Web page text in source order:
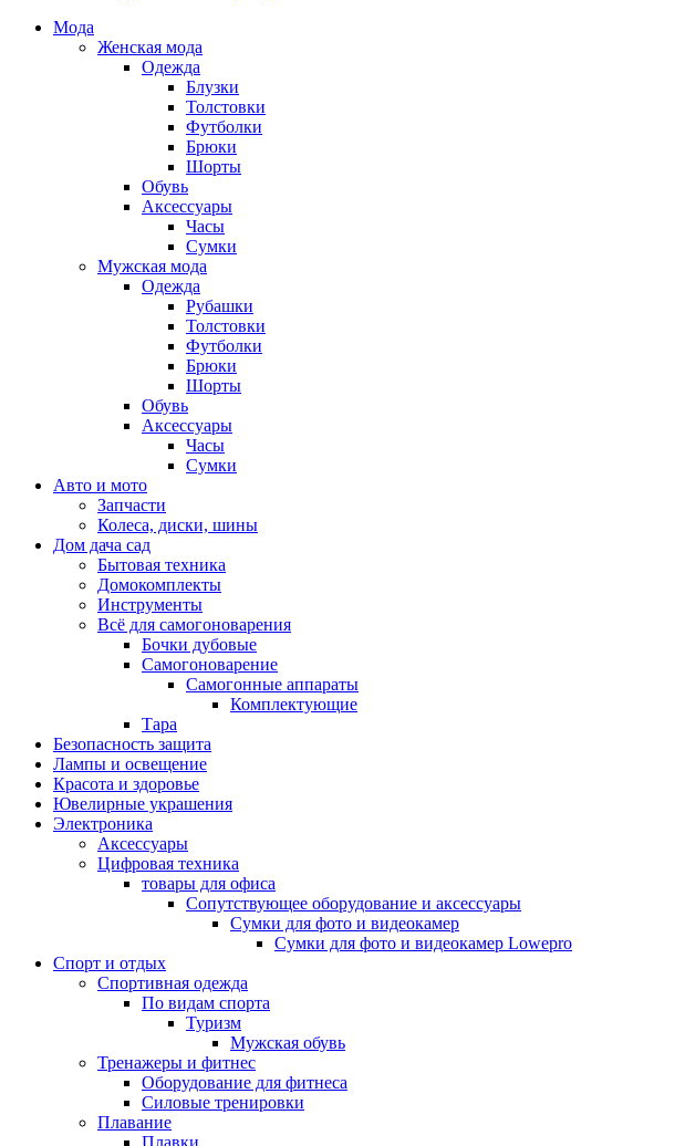
Мода
Женская мода
Одежда
Блузки
Толстовки
Футболки
Брюки
Шорты
Обувь
Аксессуары
Часы
Сумки
Мужская мода
Одежда
Рубашки
Толстовки
Футболки
Брюки
Шорты
Обувь
Аксессуары
Часы
Сумки
Авто и мото
Запчасти
Колеса, диски, шины
Дом дача сад
Бытовая техника
Домокомплекты
Инструменты
Всё для самогоноварения
Бочки дубовые
Самогоноварение
Самогонные аппараты
Комплектующие
Тара
Безопасность защита
Лампы и освещение
Красота и здоровье
Ювелирные украшения
Электроника
Аксессуары
Цифровая техника
товары для офиса
Сопутствующее оборудование и аксессуары
Сумки для фото и видеокамер
Сумки для фото и видеокамер Lowepro
Спорт и отдых
Спортивная одежда
По видам спорта
Туризм
Мужская обувь
Тренажеры и фитнес
Оборудование для фитнеса
Силовые тренировки
Плавание
Плавки